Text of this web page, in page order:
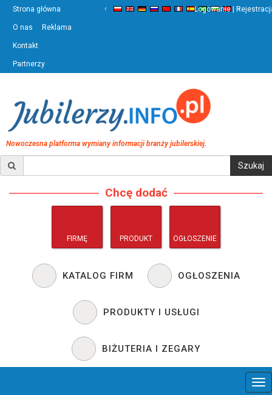
Strona główna
O nas Reklama
Kontakt
Partnerzy
‹ ›
Logowanie |
Nowoczesna platforma wymiany informacji branży jubilerskiej.
Chcę dodać
FIRMĘ PRODUKT OGŁOSZENIE
KATALOG FIRM OGŁOSZENIA
PRODUKTY I USŁUGI
BIŻUTERIA I ZEGARY